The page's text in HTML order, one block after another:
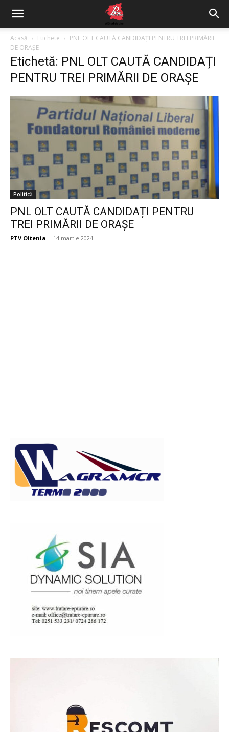
Acasă Etichete
PNL OLT CAUTĂ CANDIDAȚI PENTRU TREI PRIMĂRII
DE ORAȘE
Etichetă: PNL OLT CAUTĂ CANDIDAȚI
PENTRU TREI PRIMĂRII DE ORAȘE
Politică
PNL OLT CAUTĂ CANDIDAȚI PENTRU
TREI PRIMĂRII DE ORAȘE
PTV Oltenia - 14 martie 2024